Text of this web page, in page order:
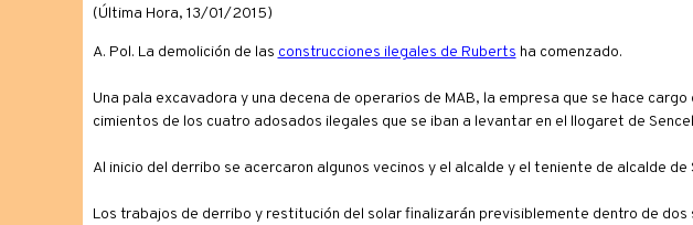
(Última Hora, 13/01/2015)
A. Pol. La demolición de las construcciones ilegales de Ruberts ha comenzado.
Una pala excavadora y una decena de operarios de MAB, la empresa que se hace
cimientos de los cuatro adosados ilegales que se iban a levantar en el llogaret de
Al inicio del derribo se acercaron algunos vecinos y el alcalde y el teniente de alcalde de
Los trabajos de derribo y restitución del solar finalizarán previsiblemente dentro de dos